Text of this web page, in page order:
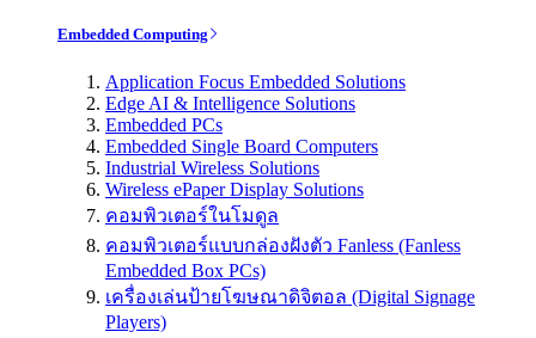
Embedded Computing
Application Focus Embedded Solutions
Edge AI & Intelligence Solutions
Embedded PCs
Embedded Single Board Computers
Industrial Wireless Solutions
Wireless ePaper Display Solutions
คอมพิวเตอร์ในโมดูล
คอมพิวเตอร์แบบกล่องฝังตัว Fanless (Fanless
Embedded Box PCs)
เครื่องเล่นป้ายโฆษณาดิจิตอล (Digital Signage
Players)